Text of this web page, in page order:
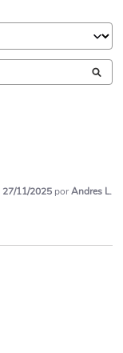
27/11/2025 porAndres L.